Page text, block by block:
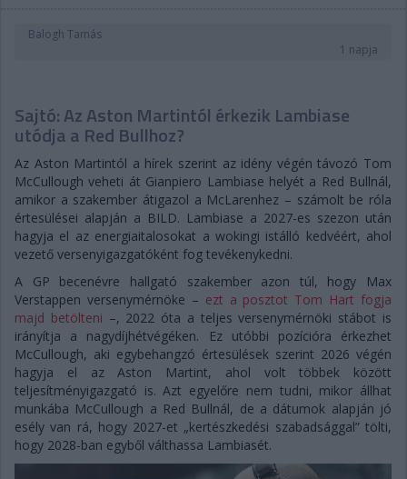
Balogh Tamás
1 napja
Sajtó: Az Aston Martintól érkezik Lambiase
utódja a Red Bullhoz?
Az Aston Martintól a hírek szerint az idény végén távozó Tom
McCullough veheti át Gianpiero Lambiase helyét a Red Bullnál,
amikor a szakember átigazol a McLarenhez – számolt be róla
értesülései alapján a BILD. Lambiase a 2027-es szezon után
hagyja el az energiaitalosokat a wokingi istálló kedvéért, ahol
vezető versenyigazgatóként fog tevékenykedni.
A GP becenévre hallgató szakember azon túl, hogy Max
Verstappen versenymérnöke – ezt a posztot Tom Hart fogja
majd betölteni –, 2022 óta a teljes versenymérnöki stábot is
irányítja a nagydíjhétvégéken. Ez utóbbi pozícióra érkezhet
McCullough, aki egybehangzó értesülések szerint 2026 végén
hagyja el az Aston Martint, ahol volt többek között
teljesítményigazgató is. Azt egyelőre nem tudni, mikor állhat
munkába McCullough a Red Bullnál, de a dátumok alapján jó
esély van rá, hogy 2027-et „kertészkedési szabadsággal” tölti,
hogy 2028-ban egyből válthassa Lambiasét.